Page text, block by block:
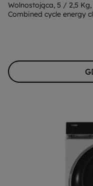
Wolnostojąca, 5 / 2,5
Combined cycle energy